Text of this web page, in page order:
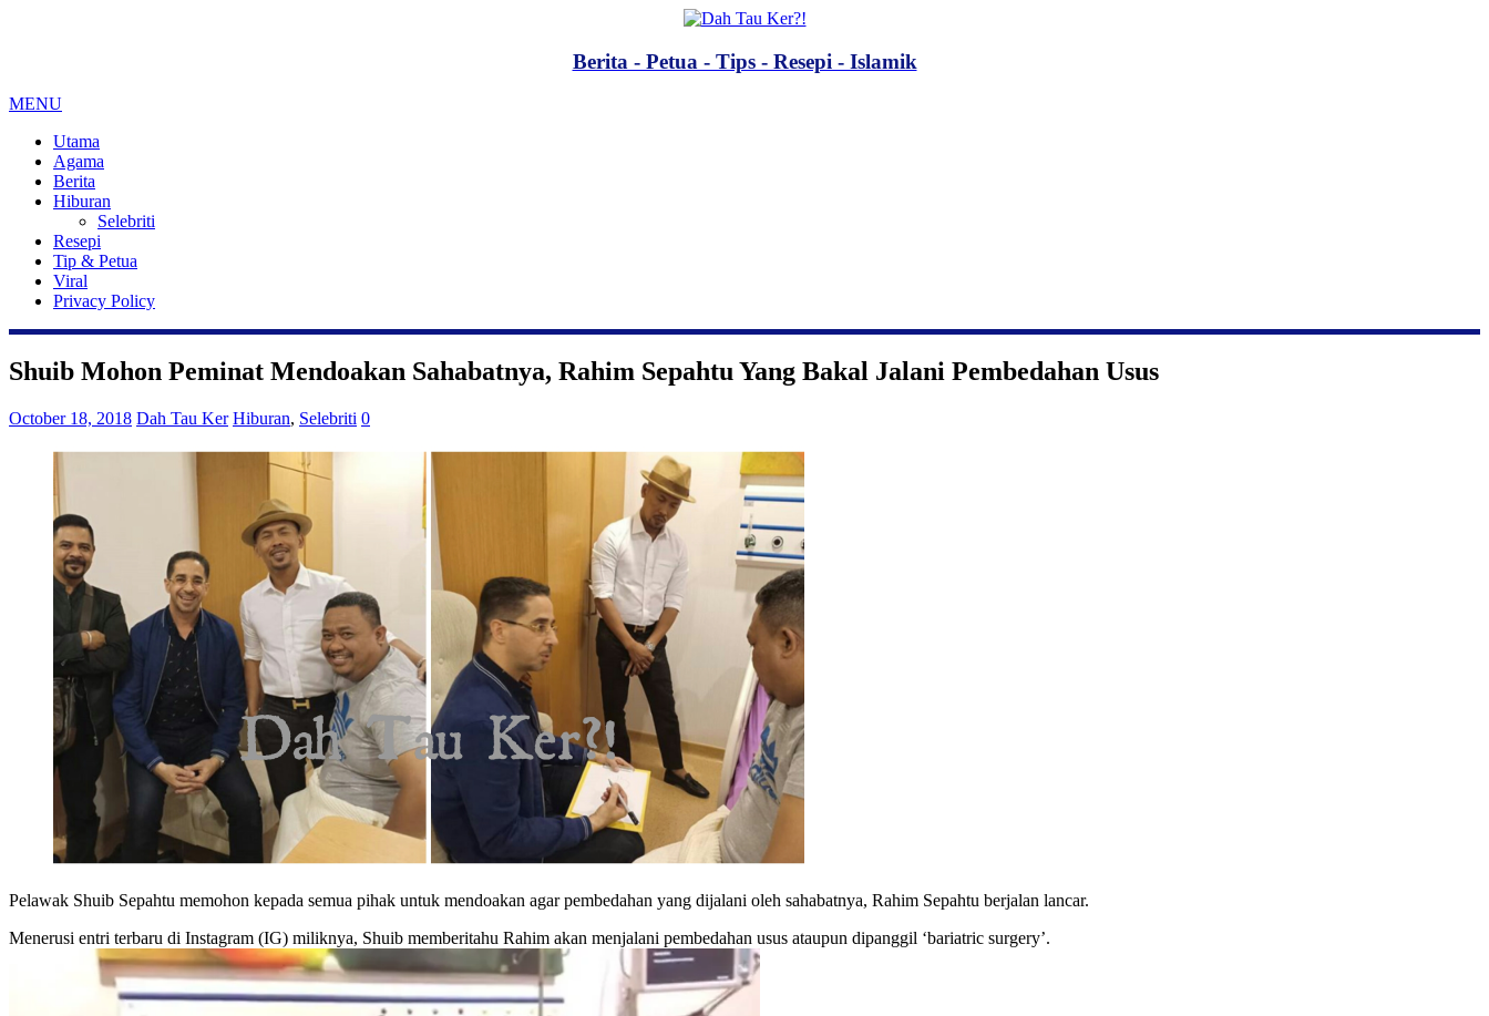
Berita - Petua - Tips - Resepi - Islamik
MENU
Utama
Agama
Berita
Hiburan
Selebriti
Resepi
Tip & Petua
Viral
Privacy Policy
Shuib Mohon Peminat Mendoakan Sahabatnya, Rahim Sepahtu Yang Bakal Jalani Pembedahan Usus
October 18, 2018 Dah Tau Ker Hiburan, Selebriti 0
Pelawak Shuib Sepahtu memohon kepada semua pihak untuk mendoakan agar pembedahan yang dijalani oleh sahabatnya, Rahim Sepahtu berjalan lancar.
Menerusi entri terbaru di Instagram (IG) miliknya, Shuib memberitahu Rahim akan menjalani pembedahan usus ataupun dipanggil ‘bariatric surgery’.